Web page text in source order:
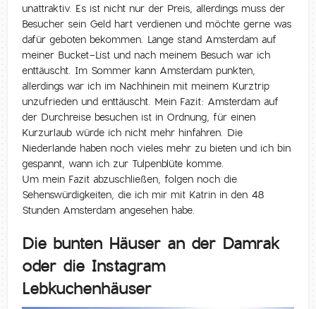
unattraktiv. Es ist nicht nur der Preis, allerdings muss der
Besucher sein Geld hart verdienen und möchte gerne was
dafür geboten bekommen. Lange stand Amsterdam auf
meiner Bucket-List und nach meinem Besuch war ich
enttäuscht. Im Sommer kann Amsterdam punkten,
allerdings war ich im Nachhinein mit meinem Kurztrip
unzufrieden und enttäuscht. Mein Fazit: Amsterdam auf
der Durchreise besuchen ist in Ordnung, für einen
Kurzurlaub würde ich nicht mehr hinfahren. Die
Niederlande haben noch vieles mehr zu bieten und ich bin
gespannt, wann ich zur Tulpenblüte komme.
Um mein Fazit abzuschließen, folgen noch die
Sehenswürdigkeiten, die ich mir mit Katrin in den 48
Stunden Amsterdam angesehen habe.
Die bunten Häuser an der Damrak
oder die Instagram
Lebkuchenhäuser